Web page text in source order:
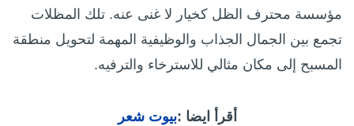
مؤسسة محترف الظل كخيار لا غنى عنه. تلك المظلات
تجمع بين الجمال الجذاب والوظيفية المهمة لتحويل منطقة
المسبح إلى مكان مثالي للاسترخاء والترفيه.
أقرأ ايضا :بيوت شعر